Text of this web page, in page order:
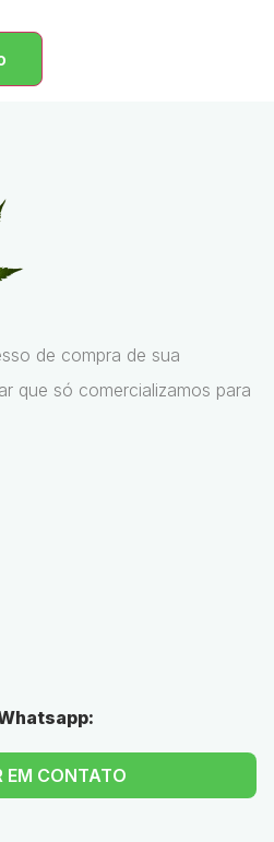
de compra de sua
que só comercializamos para
EM CONTATO